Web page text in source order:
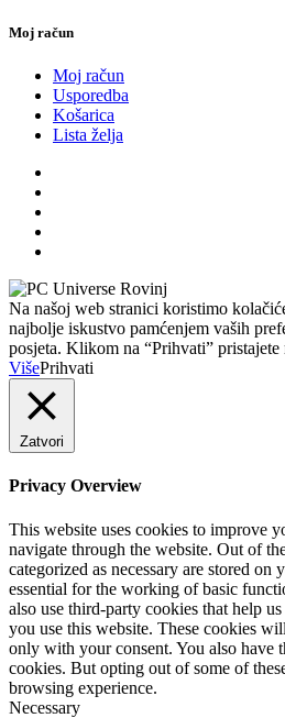
Moj račun
Moj račun
Usporedba
Košarica
Lista želja
Na našoj web stranici koristimo
najbolje iskustvo pamćenjem vaših
posjeta. Klikom na “Prihvati”
VišePrihvati
Zatvori
Privacy Overview
This website uses cookies to improve
navigate through the website. Out of
categorized as necessary are stored on
essential for the working of basic
also use third-party cookies that help
you use this website. These cookies
only with your consent. You also have
cookies. But opting out of some of
browsing experience.
Necessary